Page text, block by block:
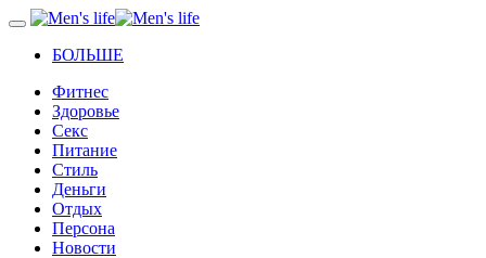
БОЛЬШЕ
Фитнес
Здоровье
Секс
Питание
Стиль
Деньги
Отдых
Персона
Новости